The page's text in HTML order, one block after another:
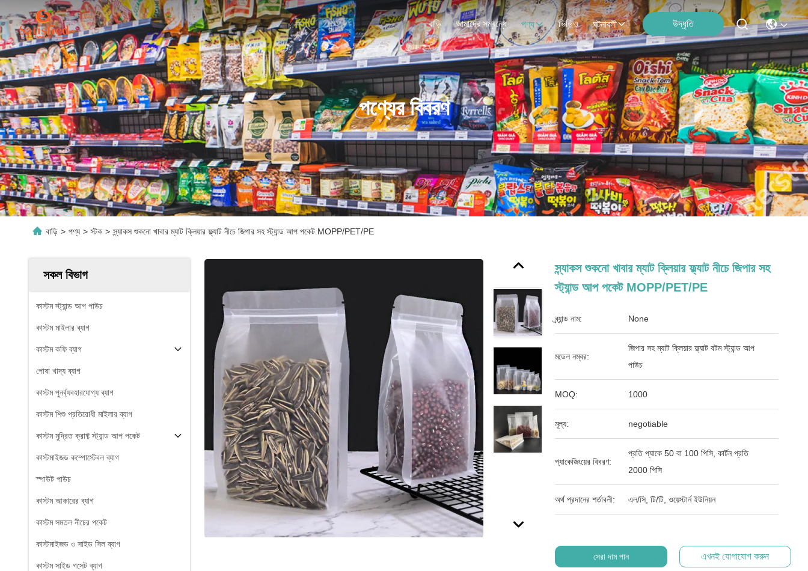
বাড়ি আমাদের সম্বন্ধে পণ্য ভিডিও ঘটনাবলী উদ্ধৃতি
পণ্যের বিবরণ
বাড়ি > পণ্য > স্টক > স্ন্যাকস শুকনো খাবার ম্যাট ক্লিয়ার ফ্ল্যাট নীচে জিপার সহ স্ট্যান্ড আপ পকেট MOPP/PET/PE
সকল বিভাগ
কাস্টম স্ট্যান্ড আপ পাউচ
কাস্টম মাইলার ব্যাগ
কাস্টম কফি ব্যাগ
পোষা খাদ্য ব্যাগ
কাস্টম পুনর্ব্যবহারযোগ্য ব্যাগ
কাস্টম শিশু প্রতিরোধী মাইলার ব্যাগ
কাস্টম মুদ্রিত ক্রাফ্ট স্ট্যান্ড আপ পকেট
কাস্টমাইজড কম্পোস্টেবল ব্যাগ
স্পাউট পাউচ
কাস্টম আকারের ব্যাগ
কাস্টম সমতল নীচের পকেট
কাস্টমাইজড ৩ সাইড সিল ব্যাগ
কাস্টম সাইড গসেট ব্যাগ
স্ন্যাকস শুকনো খাবার ম্যাট ক্লিয়ার ফ্ল্যাট নীচে জিপার সহ
স্ট্যান্ড আপ পকেট MOPP/PET/PE
ব্র্যান্ড নাম: None
মডেল নম্বর:
জিপার সহ ম্যাট ক্লিয়ার ফ্ল্যাট বটম স্ট্যান্ড আপ
পাউচ
MOQ: 1000
মূল্য: negotiable
প্যাকেজিংয়ের বিবরণ:
প্রতি প্যাকে 50 বা 100 পিসি, কার্টন প্রতি
2000 পিসি
অর্থ প্রদানের শর্তাবলী: এল/সি, টি/টি, ওয়েস্টার্ন ইউনিয়ন
সেরা দাম পান এখনই যোগাযোগ করুন